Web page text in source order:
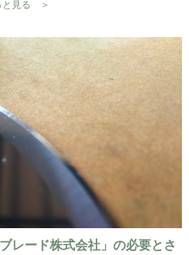
と見る ＞
レード株式会社」の必要とさ